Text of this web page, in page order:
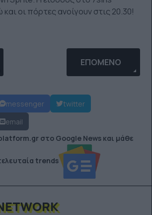
και οι πόρτες ανοίγουν στις 20.30!
ΆΡΘΡΟ: ODD FUTURE'S 'LOITER
ΕΠΌΜΕΝΟ ΆΡΘΡΟ:
ΕΠΌΜΕΝΟ
messenger
twitter
email
στο Google News και μάθε
trends